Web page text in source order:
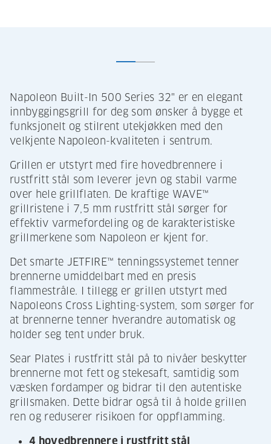
Napoleon Built-In 500 Series 32" er en elegant
innbyggingsgrill for deg som ønsker å bygge et
funksjonelt og stilrent utekjøkken med den
velkjente Napoleon-kvaliteten i sentrum.
Grillen er utstyrt med fire hovedbrennere i
rustfritt stål som leverer jevn og stabil varme
over hele grillflaten. De kraftige WAVE™
grillristene i 7,5 mm rustfritt stål sørger for
effektiv varmefordeling og de karakteristiske
grillmerkene som Napoleon er kjent for.
Det smarte JETFIRE™ tenningssystemet tenner
brennerne umiddelbart med en presis
flammestråle. I tillegg er grillen utstyrt med
Napoleons Cross Lighting-system, som sørger for
at brennerne tenner hverandre automatisk og
holder seg tent under bruk.
Sear Plates i rustfritt stål på to nivåer beskytter
brennerne mot fett og stekesaft, samtidig som
væsken fordamper og bidrar til den autentiske
grillsmaken. Dette bidrar også til å holde grillen
ren og reduserer risikoen for oppflamming.
4 hovedbrennere i rustfritt stål